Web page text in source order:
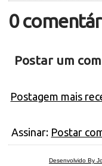
0
Postar um
Postagem mais
Assinar: Postar
Desenvolvido By